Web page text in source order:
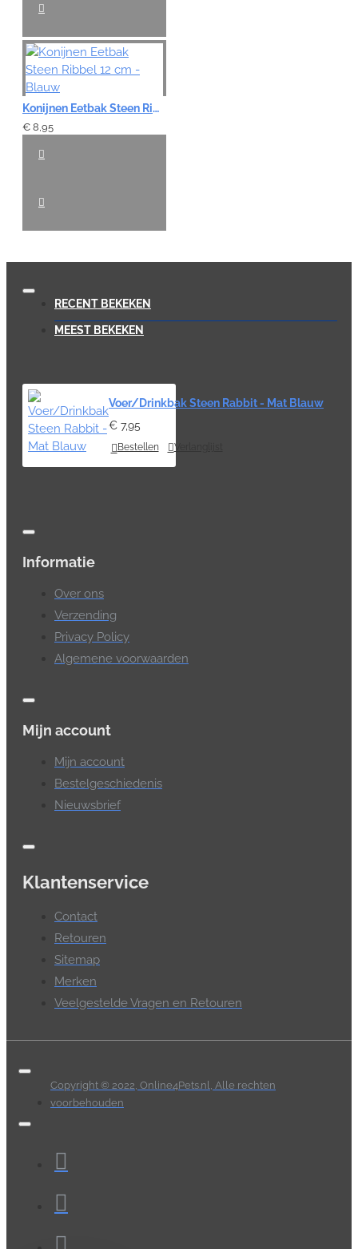
Konijnen Eetbak Steen Ribbel 12 cm - Blauw
€ 8,95
RECENT BEKEKEN
MEEST BEKEKEN
Voer/Drinkbak Steen Rabbit - Mat Blauw
€ 7,95
Bestellen Verlanglijst
Informatie
Over ons
Verzending
Privacy Policy
Algemene voorwaarden
Mijn account
Mijn account
Bestelgeschiedenis
Nieuwsbrief
Klantenservice
Contact
Retouren
Sitemap
Merken
Veelgestelde Vragen en Retouren
Copyright © 2022, Online4Pets.nl, Alle rechten
voorbehouden